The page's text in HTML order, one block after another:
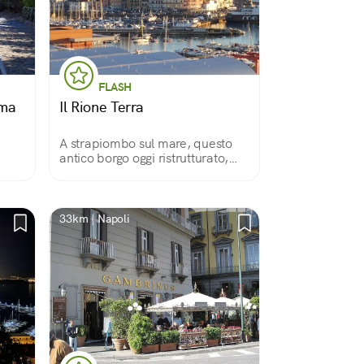
FLASH
Il Rione Terra
A strapiombo sul mare, questo
antico borgo oggi ristrutturato,
33km | Napoli